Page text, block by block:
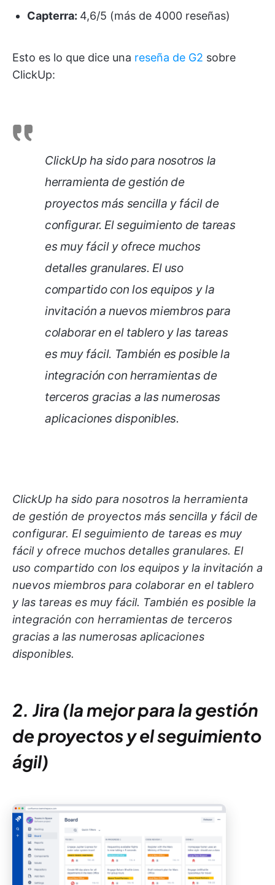
Capterra: 4,6/5 (más de 4000 reseñas)
Esto es lo que dice una reseña de G2 sobre
ClickUp:
ClickUp ha sido para nosotros la
herramienta de gestión de
proyectos más sencilla y fácil de
configurar. El seguimiento de tareas
es muy fácil y ofrece muchos
detalles granulares. El uso
compartido con los equipos y la
invitación a nuevos miembros para
colaborar en el tablero y las tareas
es muy fácil. También es posible la
integración con herramientas de
terceros gracias a las numerosas
aplicaciones disponibles.
ClickUp ha sido para nosotros la herramienta
de gestión de proyectos más sencilla y fácil de
configurar. El seguimiento de tareas es muy
fácil y ofrece muchos detalles granulares. El
uso compartido con los equipos y la invitación a
nuevos miembros para colaborar en el tablero
y las tareas es muy fácil. También es posible la
integración con herramientas de terceros
gracias a las numerosas aplicaciones
disponibles.
2. Jira (la mejor para la gestión
de proyectos y el seguimiento
ágil)